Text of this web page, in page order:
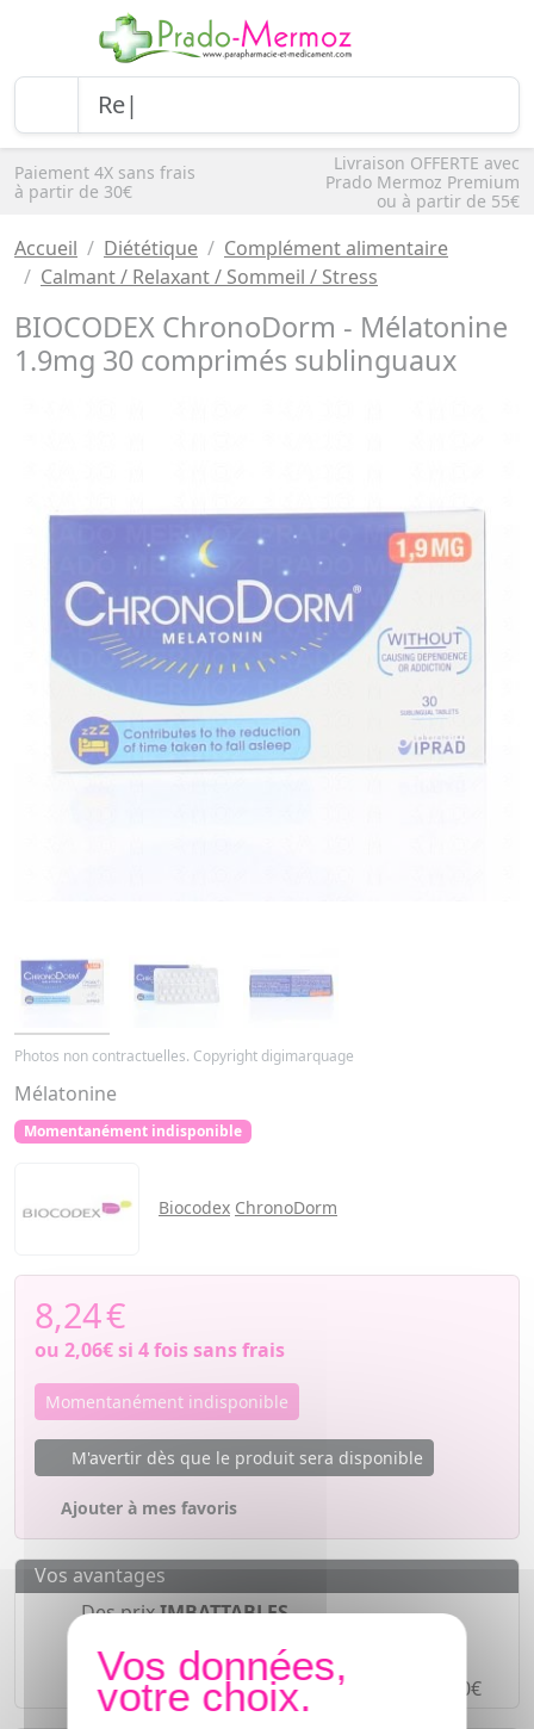
Paiement 4X sans frais
à partir de 30€
Livraison OFFERTE avec
Prado Mermoz Premium
ou à partir de 55€
Accueil Diététique
Complément alimentaire
Calmant / Relaxant / Sommeil / Stress
BIOCODEX ChronoDorm - Mélatonine
1.9mg 30 comprimés sublinguaux
Photos non contractuelles. Copyright digimarquage
Mélatonine
Momentanément indisponible
Biocodex ChronoDorm
8,24€
ou 2,06€si 4 fois sans frais
Momentanément indisponible
M'avertir dès que le produit sera disponible
Ajouter à mes favoris
Vos avantages
Des prixIMBATTABLES
Paiement en ligne
SÉCURISÉ
Paiement en4 fois sans frais à partir de 30€